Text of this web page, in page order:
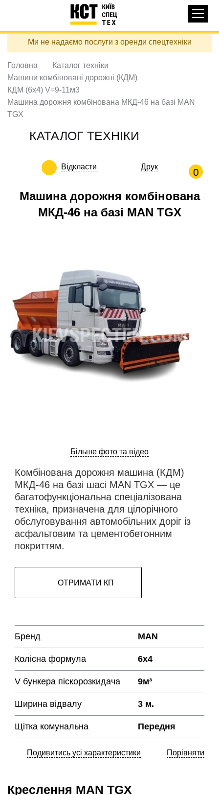
Перейти
вмісту
навигация
КАТАЛОГ ТЕХНІКИ
ДОСТАВКА ТА ОПЛАТА
ПРО НАС
ВІДГУКИ
КОНТАКТИ
Контактні телефони:
+38 (097) 746-67-04 ЗАДАТИ ПИТАННЯ
Ми не надаємо послуги з оренди спецтехніки
Головна
Каталог техніки
Машини комбіновані дорожні (КДМ)
КДМ (6х4) V=9-11м3
Машина дорожня комбінована МКД-46 на базі MAN
TGX
КАТАЛОГ ТЕХНІКИ
Відкласти Друк 0
Машина дорожня комбінована
МКД-46 на базі MAN TGX
Більше фото та відео
Комбінована дорожня машина (КДМ)
МКД-46 на базі шасі MAN TGX — це
багатофункціональна спеціалізована
техніка, призначена для цілорічного
обслуговування автомобільних доріг із
асфальтовим та цементобетонним
покриттям.
ОТРИМАТИ КП
Бренд MAN
Колісна формула 6х4
V бункера піскорозкидача 9м³
Ширина відвалу 3 м.
Щітка комунальна Передня
Подивитись усі характеристики Порівняти
Креслення MAN TGX